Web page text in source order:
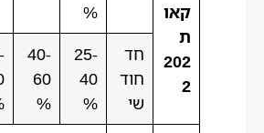
קאו
ת
202
2
%
חד
חוד
שי
25-
40
%
40-
60
%